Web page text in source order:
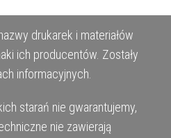
drukarek i materiałów
ich producentów. Zostały
informacyjnych.
starań nie gwarantujemy,
nie zawierają